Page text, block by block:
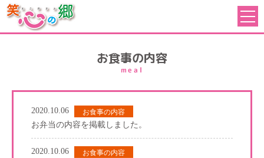
お食事の内容
meal
2020.10.06 お食事の内容
お弁当の内容を掲載しました。
2020.10.06 お食事の内容